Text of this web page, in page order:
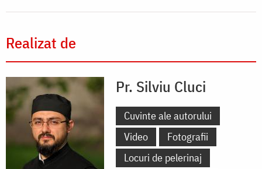
Realizat de
Pr. Silviu Cluci
Cuvinte ale autorului
Video
Fotografii
Locuri de pelerinaj